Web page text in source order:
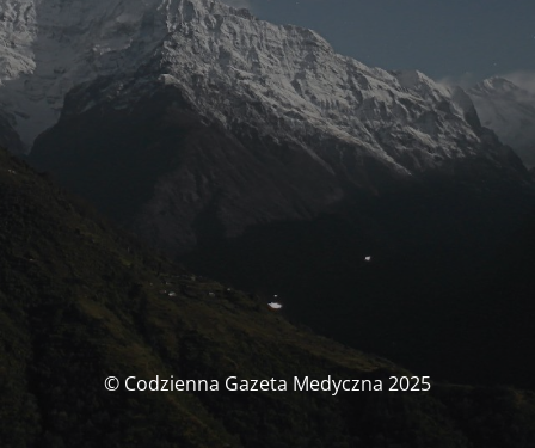
© Codzienna Gazeta Medyczna 2025